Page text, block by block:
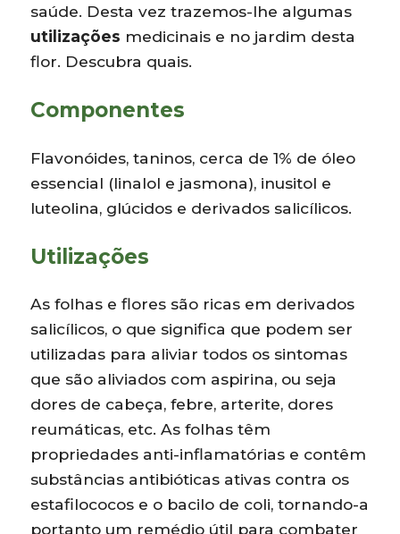
saúde. Desta vez trazemos-lhe algumas
utilizações medicinais e no jardim desta
flor. Descubra quais.
Componentes
Flavonóides, taninos, cerca de 1% de óleo
essencial (linalol e jasmona), inusitol e
luteolina, glúcidos e derivados salicílicos.
Utilizações
As folhas e flores são ricas em derivados
salicílicos, o que significa que podem ser
utilizadas para aliviar todos os sintomas
que são aliviados com aspirina, ou seja
dores de cabeça, febre, arterite, dores
reumáticas, etc. As folhas têm
propriedades anti-inflamatórias e contêm
substâncias antibióticas ativas contra os
estafilococos e o bacilo de coli, tornando-a
portanto um remédio útil para combater